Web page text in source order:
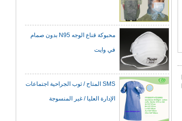
في وايت
الإدارة العليا / غير المنسوجة